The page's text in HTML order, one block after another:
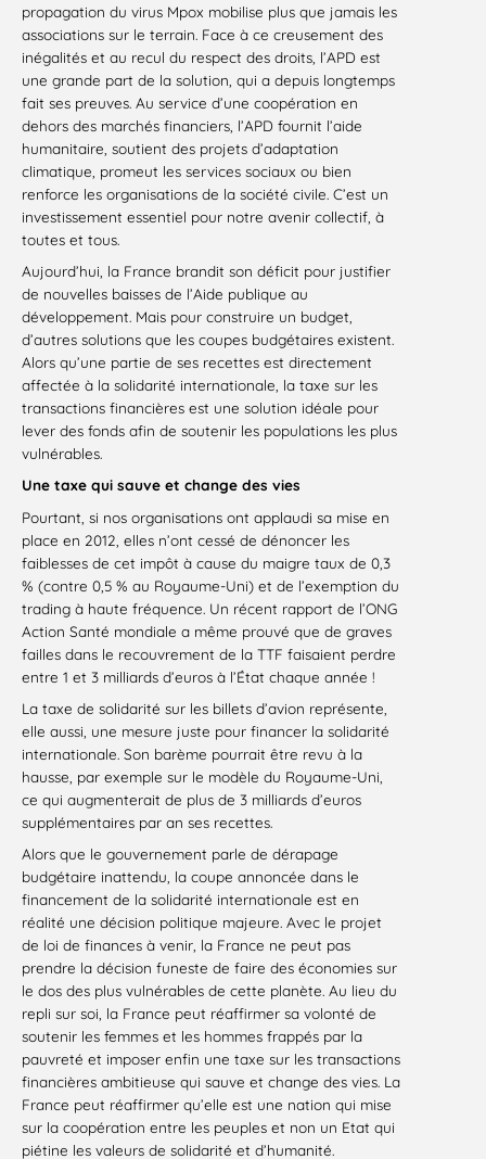
propagation du virus Mpox mobilise plus que jamais les
associations sur le terrain. Face à ce creusement des
inégalités et au recul du respect des droits, l’APD est
une grande part de la solution, qui a depuis longtemps
fait ses preuves. Au service d’une coopération en
dehors des marchés financiers, l’APD fournit l’aide
humanitaire, soutient des projets d’adaptation
climatique, promeut les services sociaux ou bien
renforce les organisations de la société civile. C’est un
investissement essentiel pour notre avenir collectif, à
toutes et tous.
Aujourd’hui, la France brandit son déficit pour justifier
de nouvelles baisses de l’Aide publique au
développement. Mais pour construire un budget,
d’autres solutions que les coupes budgétaires existent.
Alors qu’une partie de ses recettes est directement
affectée à la solidarité internationale, la taxe sur les
transactions financières est une solution idéale pour
lever des fonds afin de soutenir les populations les plus
vulnérables.
Une taxe qui sauve et change des vies
Pourtant, si nos organisations ont applaudi sa mise en
place en 2012, elles n’ont cessé de dénoncer les
faiblesses de cet impôt à cause du maigre taux de 0,3
% (contre 0,5 % au Royaume-Uni) et de l’exemption du
trading à haute fréquence. Un récent rapport de l’ONG
Action Santé mondiale a même prouvé que de graves
failles dans le recouvrement de la TTF faisaient perdre
entre 1 et 3 milliards d’euros à l’État chaque année !
La taxe de solidarité sur les billets d’avion représente,
elle aussi, une mesure juste pour financer la solidarité
internationale. Son barème pourrait être revu à la
hausse, par exemple sur le modèle du Royaume-Uni,
ce qui augmenterait de plus de 3 milliards d’euros
supplémentaires par an ses recettes.
Alors que le gouvernement parle de dérapage
budgétaire inattendu, la coupe annoncée dans le
financement de la solidarité internationale est en
réalité une décision politique majeure. Avec le projet
de loi de finances à venir, la France ne peut pas
prendre la décision funeste de faire des économies sur
le dos des plus vulnérables de cette planète. Au lieu du
repli sur soi, la France peut réaffirmer sa volonté de
soutenir les femmes et les hommes frappés par la
pauvreté et imposer enfin une taxe sur les transactions
financières ambitieuse qui sauve et change des vies. La
France peut réaffirmer qu’elle est une nation qui mise
sur la coopération entre les peuples et non un Etat qui
piétine les valeurs de solidarité et d’humanité.